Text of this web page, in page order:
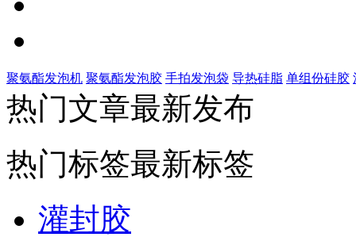
聚氨酯发泡机 聚氨酯发泡胶 手拍发泡袋 导热硅脂 单组份硅胶
热门文章最新发布
热门标签最新标签
灌封胶